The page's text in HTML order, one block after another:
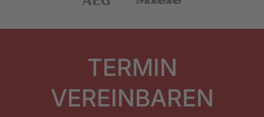
TERMIN
VEREINBAREN